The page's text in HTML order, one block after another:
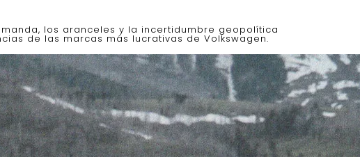
los aranceles y la incertidumbre geopolítica
de las marcas más lucrativas de Volkswagen.